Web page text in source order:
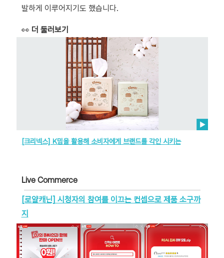
발하게 이루어지기도 했습니다.
👀 더 둘러보기
[크리넥스] K밈을 활용해 소비자에게 브랜드를 각인 시키는
Live Commerce
[로얄캐닌] 시청자의 참여를 이끄는 컨셉으로 제품 소구까
지